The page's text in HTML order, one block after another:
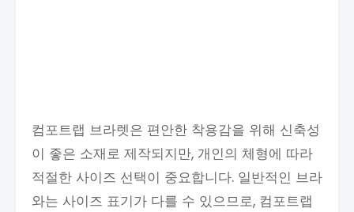
컴포트랩 브라렛은 편안한 착용감을 위해 신축성
이 좋은 소재로 제작되지만, 개인의 체형에 따라
적절한 사이즈 선택이 중요합니다. 일반적인 브라
와는 사이즈 표기가 다를 수 있으므로, 컴포트랩